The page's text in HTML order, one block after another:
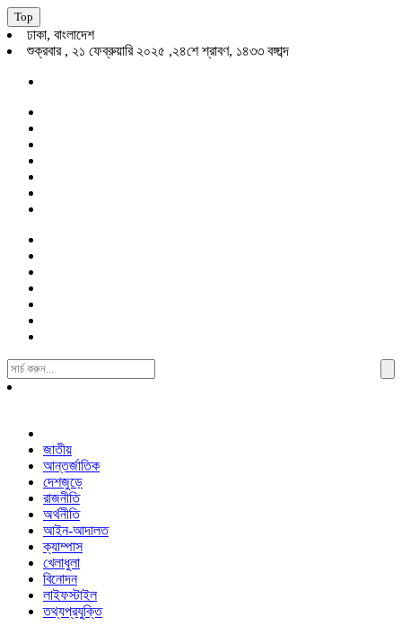
Top
ঢাকা, বাংলাদেশ
শুক্রবার , ২১ ফেব্রুয়ারি ২০২৫ ,২৪শে শ্রাবণ, ১৪৩৩ বঙ্গাব্দ
Search
For:
জাতীয়
আন্তর্জাতিক
দেশজুড়ে
রাজনীতি
অর্থনীতি
আইন-আদালত
ক্যাম্পাস
খেলাধুলা
বিনোদন
লাইফস্টাইল
তথ্যপ্রযুক্তি